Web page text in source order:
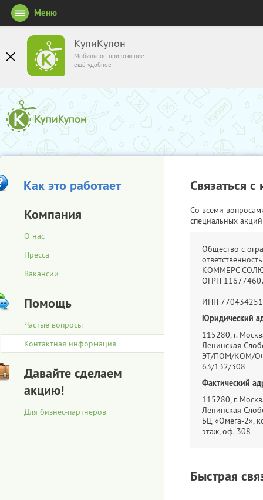
КупиКупон
Мобильное приложение
ещё удобнее
Меню
Как это работает
Компания
О нас
Пресса
Вакансии
Помощь
Частые вопросы
Контактная информация
Давайте сделаем
акцию!
Для бизнес-партнеров
Связаться с
Со всеми
специальных
Общество с
КОММЕРС
ОГРН
ИНН
Юридический
115280, г.
Ленинская
ЭТ/ПОМ/КОМ/
63/132/308
Фактический
115280, г.
Ленинская
БЦ «Омега-2»,
этаж, оф. 308
Быстрая